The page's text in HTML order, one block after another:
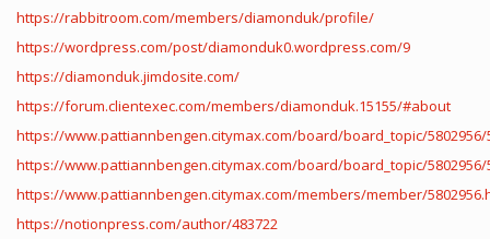
https://rabbitroom.com/members/diamonduk/profile/
https://wordpress.com/post/diamonduk0.wordpress.com/9
https://diamonduk.jimdosite.com/
https://forum.clientexec.com/members/diamonduk.15155/#about
https://www.pattiannbengen.citymax.com/board/board_topic/5802956/
https://www.pattiannbengen.citymax.com/board/board_topic/5802956/
https://www.pattiannbengen.citymax.com/members/member/
https://notionpress.com/author/483722